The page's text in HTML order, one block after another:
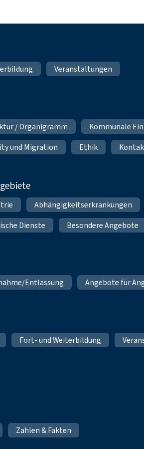
Veranstaltungen
/ Organigramm Kommunale
und Migration Ethik
Abhängigkeitserkrankungen
Dienste Besondere Angebote
Entlassung Angebote für
Fort- und Weiterbildung
Zahlen & Fakten